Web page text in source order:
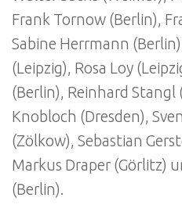
Frank Tornow (Berlin),
Sabine Herrmann
(Leipzig), Rosa Loy
(Berlin), Reinhard
Knobloch (Dresden),
(Zölkow), Sebastian
Markus Draper (Görlitz)
(Berlin).